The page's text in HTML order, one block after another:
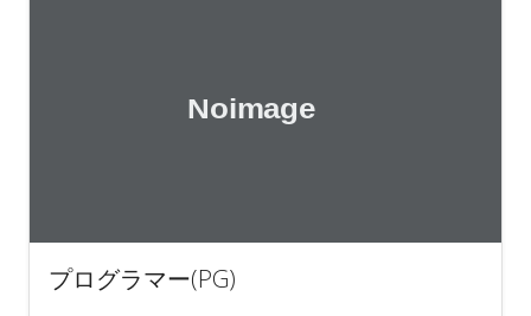
プログラマー(PG)